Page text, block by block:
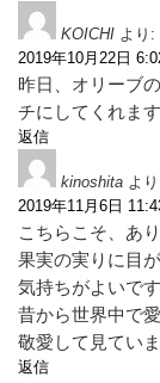
KOICHI より:
2019年10月22日
昨日、オリーブ
チにしてくれま
返信
kinoshita よ
2019年11月6日
こちらこそ、あ
果実の実りに目
気持ちがよいです
昔から世界中で
敬愛して見ていま
返信